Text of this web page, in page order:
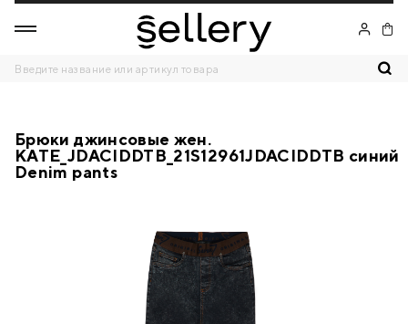
Брюки джинсовые жен.
KATE_JDACIDDTB_21S12961JDACIDDTB синий
Denim pants